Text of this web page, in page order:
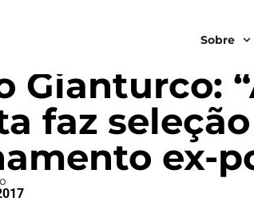
Sobre
Gianturco:
faz
ex-